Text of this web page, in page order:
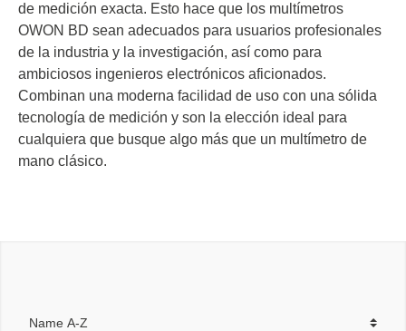
de medición exacta. Esto hace que los multímetros
OWON BD sean adecuados para usuarios profesionales
de la industria y la investigación, así como para
ambiciosos ingenieros electrónicos aficionados.
Combinan una moderna facilidad de uso con una sólida
tecnología de medición y son la elección ideal para
cualquiera que busque algo más que un multímetro de
mano clásico.